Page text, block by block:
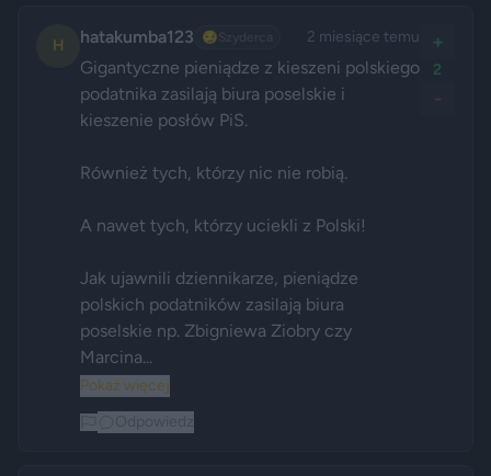
H hatakumba123 😏 2 miesiące temu
Gigantyczne pieniądze z kieszeni polskiego
podatnika zasilają biura poselskie i
kieszenie posłów PiS.
Również tych, którzy nic nie robią.
A nawet tych, którzy uciekli z Polski!
Jak ujawnili dziennikarze, pieniądze
polskich podatników zasilają biura
poselskie np. Zbigniewa Ziobry czy
Marcina...
Pokaż więcej
+
2
-